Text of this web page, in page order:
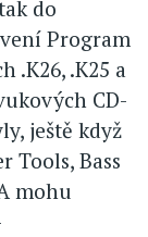
do
Program
.K26, .K25 a
CD-
ještě když
Tools, Bass
mohu